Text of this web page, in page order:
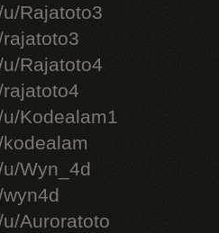
Rajatoto3
Rajatoto4
Kodealam1
Wyn_4d
Auroratoto